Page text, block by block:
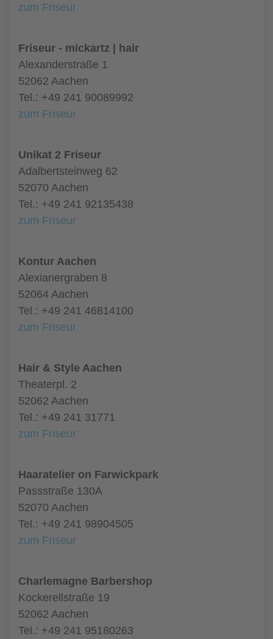
zum Friseur
Friseur - mickartz | hair
Alexanderstraße 1
52062 Aachen
Tel.: +49 241 90089992
zum Friseur
Unikat 2 Friseur
Adalbertsteinweg 62
52070 Aachen
Tel.: +49 241 92135438
zum Friseur
Kontur Aachen
Alexianergraben 8
52064 Aachen
Tel.: +49 241 46814100
zum Friseur
Hair & Style Aachen
Theaterpl. 2
52062 Aachen
Tel.: +49 241 31771
zum Friseur
Haaratelier on Farwickpark
Passstraße 130A
52070 Aachen
Tel.: +49 241 98904505
zum Friseur
Charlemagne Barbershop
Kockerellstraße 19
52062 Aachen
Tel.: +49 241 95180263